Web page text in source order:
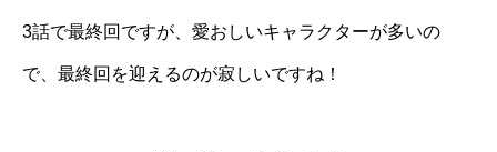
3話で最終回ですが、愛おしいキャラクターが多いの
で、最終回を迎えるのが寂しいですね！